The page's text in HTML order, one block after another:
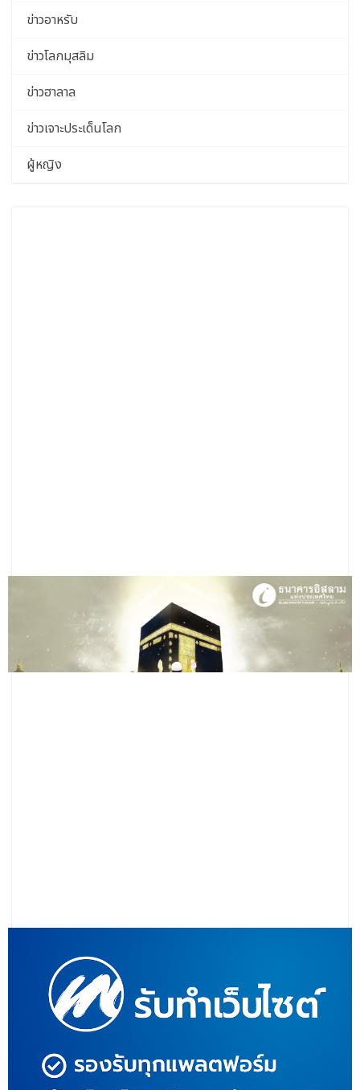
ข่าวอาหรับ
ข่าวโลกมุสลิม
ข่าวฮาลาล
ข่าวเจาะประเด็นโลก
ผู้หญิง